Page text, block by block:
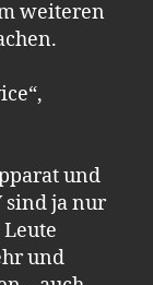
weiteren
und
sind ja nur
und